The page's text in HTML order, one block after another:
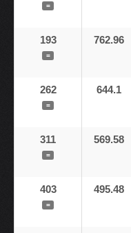
=
193
=
762.96
262
=
644.1
311
=
569.58
403
=
495.48